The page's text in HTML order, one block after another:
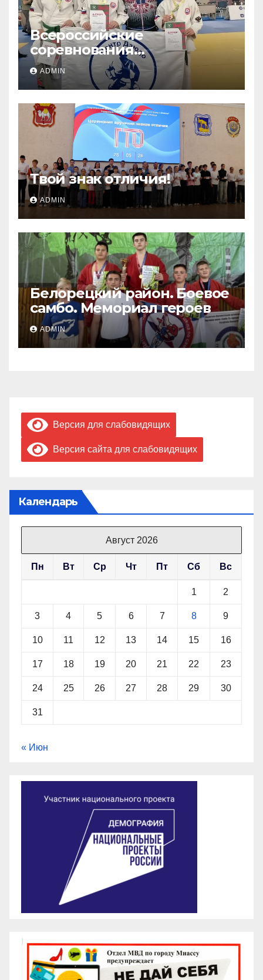
Всероссийские
соревнования
«ЛОКОДЗЮДО»!
ADMIN
Твой знак отличия!
ADMIN
Белорецкий район. Боевое
самбо. Мемориал героев
ADMIN
Версия для слабовидящих
Версия сайта для слабовидящих
Календарь
Август 2026
Пн Вт Ср Чт Пт Сб Вс
1 2
3 4 5 6 7 8 9
10 11 12 13 14 15 16
17 18 19 20 21 22 23
24 25 26 27 28 29 30
31
« Июн